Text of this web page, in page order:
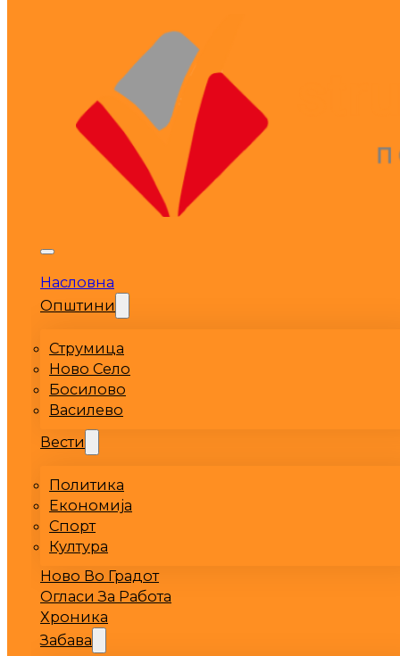
Насловна
Општини
Струмица
Ново Село
Босилово
Василево
Вести
Политика
Економија
Спорт
Култура
Ново Во Градот
Огласи За Работа
Хроника
Забава